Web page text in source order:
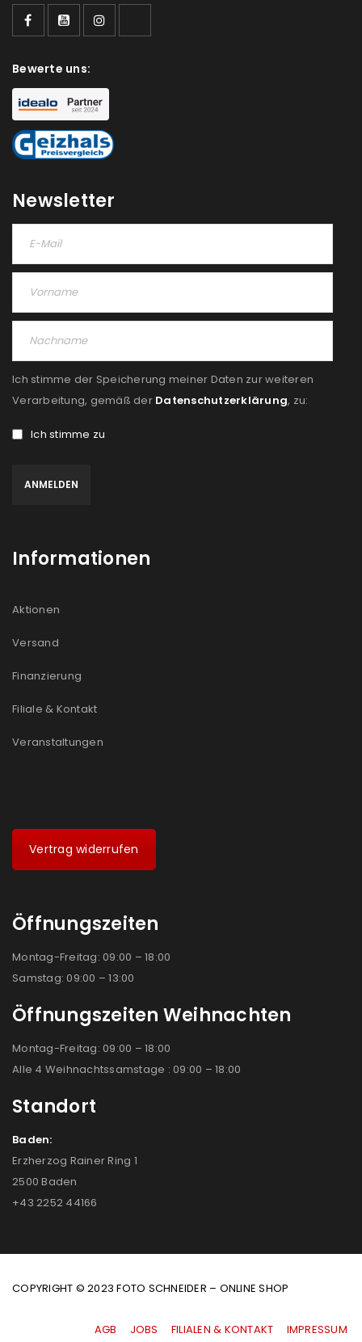
Bewerte uns:
Newsletter
Ich stimme der Speicherung meiner Daten zur weiteren
Verarbeitung, gemäß der Datenschutzerklärung, zu:
Ich stimme zu
Informationen
Aktionen
Versand
Finanzierung
Filiale & Kontakt
Veranstaltungen
Vertrag widerrufen
Öffnungszeiten
Montag-Freitag: 09:00 – 18:00
Samstag: 09:00 – 13:00
Öffnungszeiten Weihnachten
Montag-Freitag: 09:00 – 18:00
Alle 4 Weihnachtssamstage : 09:00 – 18:00
Standort
Baden:
Erzherzog Rainer Ring 1
2500 Baden
+43 2252 44166
COPYRIGHT © 2023 FOTO SCHNEIDER – ONLINE SHOP
AGB JOBS FILIALEN & KONTAKT IMPRESSUM